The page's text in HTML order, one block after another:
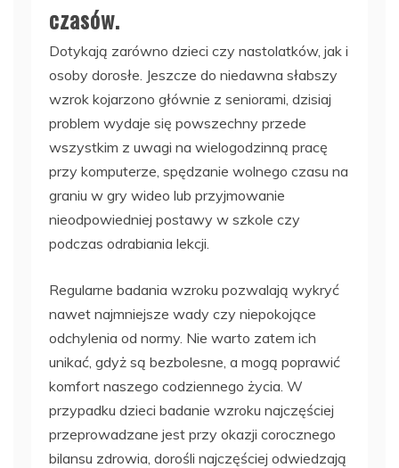
czasów.
Dotykają zarówno dzieci czy nastolatków, jak i
osoby dorosłe. Jeszcze do niedawna słabszy
wzrok kojarzono głównie z seniorami, dzisiaj
problem wydaje się powszechny przede
wszystkim z uwagi na wielogodzinną pracę
przy komputerze, spędzanie wolnego czasu na
graniu w gry wideo lub przyjmowanie
nieodpowiedniej postawy w szkole czy
podczas odrabiania lekcji.
Regularne badania wzroku pozwalają wykryć
nawet najmniejsze wady czy niepokojące
odchylenia od normy. Nie warto zatem ich
unikać, gdyż są bezbolesne, a mogą poprawić
komfort naszego codziennego życia. W
przypadku dzieci badanie wzroku najczęściej
przeprowadzane jest przy okazji corocznego
bilansu zdrowia, dorośli najczęściej odwiedzają